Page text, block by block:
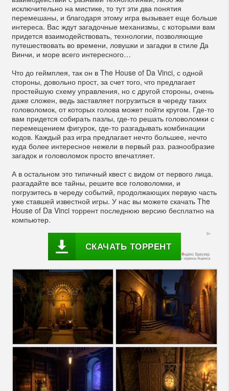
исключительно на мистике, то тут эти два понятия
перемешаны, и благодаря этому игра вызывает еще больше
интереса. Вас ждут загадочные механизмы, с которыми вам
придется взаимодействовать, технологии, позволяющие
путешествовать во времени, ловушки и загадки в стиле Да
Винчи, и море всего интересного…
Что до геймплея, так он в The House of Da Vinci, с одной
стороны, довольно прост, за счет того, что предлагает
простейшую схему управления, но с другой стороны, очень
даже сложен, ведь заставляет погрузиться в череду таких
головоломок, от которых голова может пойти кругом. Где-то
вам придется собирать пазлы, где-то решать головоломки с
перемещением фигурок, где-то разгадывать комбинации
кодов. Каждый раз игра предлагает нечто большее, нечто
куда более интересное нежели в первый раз. разнообразие
загадок и головоломок просто впечатляет.
А в остальном это типичный квест с видом от первого лица.
разгадайте все тайны, решите все головоломки, и
погрузитесь в череду событий, продолжающих первую часть
уже ставшей известной игры. У нас вы можете скачать The
House of Da Vinci торрент последнюю версию бесплатно на
компьютер.
СКАЧАТЬ ТОРРЕНТ